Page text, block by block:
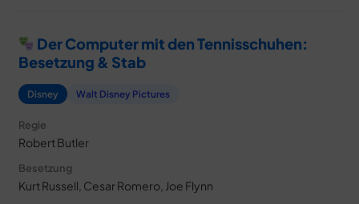
Der Computer mit den Tennisschuhen:
Besetzung & Stab
Disney Walt Disney Pictures
Regie
Robert Butler
Besetzung
Kurt Russell, Cesar Romero, Joe Flynn